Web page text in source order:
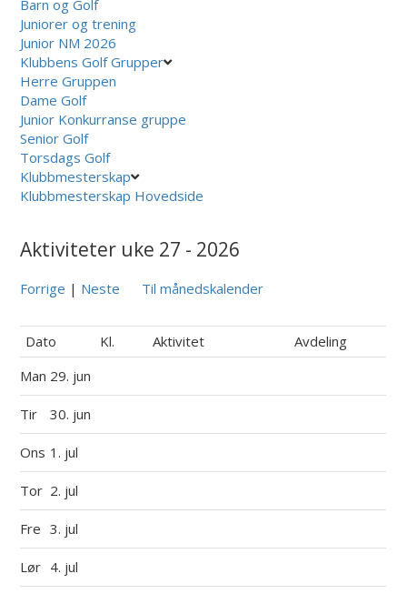
Barn og Golf
Juniorer og trening
Junior NM 2026
Klubbens Golf Grupper
Herre Gruppen
Dame Golf
Junior Konkurranse gruppe
Senior Golf
Torsdags Golf
Klubbmesterskap
Klubbmesterskap Hovedside
Aktiviteter uke 27 - 2026
Forrige | Neste Til månedskalender
Dato Kl. Aktivitet
Avdeling
Man 29. jun
Tir 30. jun
Ons 1. jul
Tor 2. jul
Fre 3. jul
Lør 4. jul